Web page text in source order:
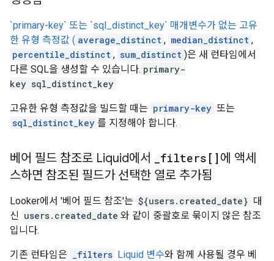
`primary-key` 또는 `sql_distinct_key` 매개변수가 없는 고유
한 유형 측정값 ( average_distinct , median_distinct ,
percentile_distinct , sum_distinct )은 새 런타임에서
다른 SQL을 생성할 수 있습니다. primary-
key sql_distinct_key
고유한 유형 측정값을 빌드할 때는 primary-key 또는
sql_distinct_key 를 지정해야 합니다.
베어 필드 참조로 Liquid에서 filters[] 에 액세
스하면 참조된 필드가 선택한 열로 추가됨
Looker에서 '베어 필드 참조'는 ${users.created_date} 대
신 users.created_date 와 같이 중괄호로 묶이지 않은 참조
입니다.
기존 런타임은 _filters Liquid 변수와 함께 사용될 경우 베